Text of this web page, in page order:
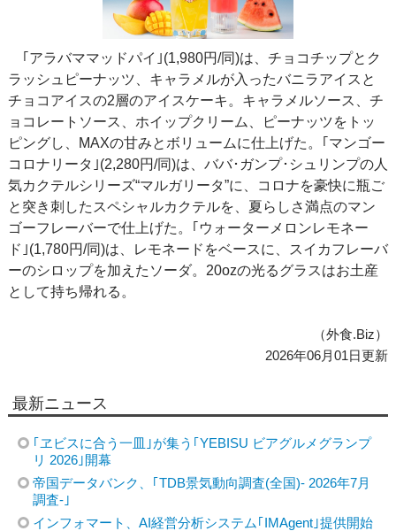
｢アラバママッドパイ｣(1,980円/同)は、チョコチップとク
ラッシュピーナッツ、キャラメルが入ったバニラアイスと
チョコアイスの2層のアイスケーキ。キャラメルソース、チ
ョコレートソース、ホイップクリーム、ピーナッツをトッ
ピングし、MAXの甘みとボリュームに仕上げた。｢マンゴー
コロナリータ｣(2,280円/同)は、ババ･ガンプ･シュリンプの人
気カクテルシリーズ“マルガリータ”に、コロナを豪快に瓶ご
と突き刺したスペシャルカクテルを、夏らしさ満点のマン
ゴーフレーバーで仕上げた。｢ウォーターメロンレモネー
ド｣(1,780円/同)は、レモネードをベースに、スイカフレーバ
ーのシロップを加えたソーダ。20ozの光るグラスはお土産
として持ち帰れる。
（外食.Biz）
2026年06月01日更新
最新ニュース
｢ヱビスに合う一皿｣が集う｢YEBISU ビアグルメグランプ
リ 2026｣開幕
帝国データバンク、｢TDB景気動向調査(全国)- 2026年7月
調査-｣
インフォマート、AI経営分析システム｢IMAgent｣提供開始